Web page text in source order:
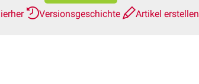
Versionsgeschichte
Artikel erstellen